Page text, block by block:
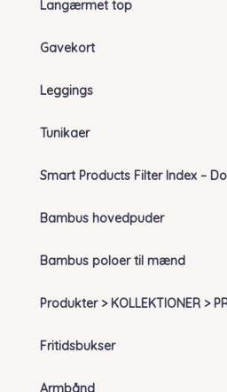
Langærmet top
Gavekort
Leggings
Tunikaer
Smart Products Filter Index –
Bambus hovedpuder
Bambus poloer til mænd
Produkter > KOLLEKTIONER >
Fritidsbukser
Armbånd